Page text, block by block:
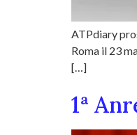
ATPdiary
Roma il 23
[…]
1ª